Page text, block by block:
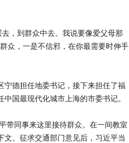
，到群众中去。我说要像爱父母那
众，一是不信邪，在你最需要时伸手
德担任地委书记，接下来担任了福
国最现代化城市上海的市委书记。
带同事来这里接待群众。在一间教室
。征求交通部门意见后，习近平当